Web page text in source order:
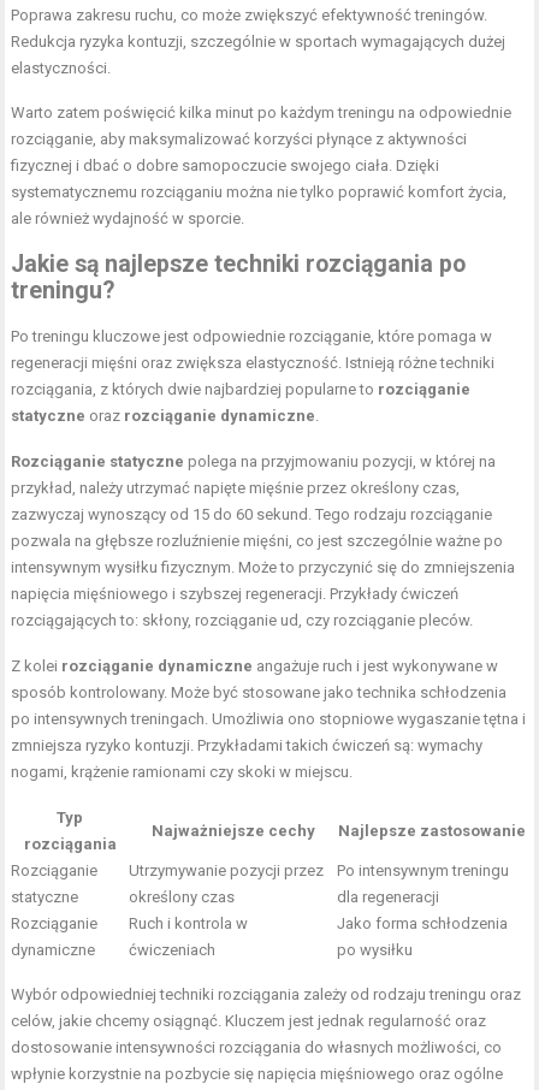
Poprawa zakresu ruchu, co może zwiększyć efektywność treningów.
Redukcja ryzyka kontuzji, szczególnie w sportach wymagających dużej
elastyczności.
Warto zatem poświęcić kilka minut po każdym treningu na odpowiednie
rozciąganie, aby maksymalizować korzyści płynące z aktywności
fizycznej i dbać o dobre samopoczucie swojego ciała. Dzięki
systematycznemu rozciąganiu można nie tylko poprawić komfort życia,
ale również wydajność w sporcie.
Jakie są najlepsze techniki rozciągania po
treningu?
Po treningu kluczowe jest odpowiednie rozciąganie, które pomaga w
regeneracji mięśni oraz zwiększa elastyczność. Istnieją różne techniki
rozciągania, z których dwie najbardziej popularne to rozciąganie
statyczne oraz rozciąganie dynamiczne.
Rozciąganie statyczne polega na przyjmowaniu pozycji, w której na
przykład, należy utrzymać napięte mięśnie przez określony czas,
zazwyczaj wynoszący od 15 do 60 sekund. Tego rodzaju rozciąganie
pozwala na głębsze rozluźnienie mięśni, co jest szczególnie ważne po
intensywnym wysiłku fizycznym. Może to przyczynić się do zmniejszenia
napięcia mięśniowego i szybszej regeneracji. Przykłady ćwiczeń
rozciągających to: skłony, rozciąganie ud, czy rozciąganie pleców.
Z kolei rozciąganie dynamiczne angażuje ruch i jest wykonywane w
sposób kontrolowany. Może być stosowane jako technika schłodzenia
po intensywnych treningach. Umożliwia ono stopniowe wygaszanie tętna i
zmniejsza ryzyko kontuzji. Przykładami takich ćwiczeń są: wymachy
nogami, krążenie ramionami czy skoki w miejscu.
Typ
rozciągania
Najważniejsze cechy Najlepsze zastosowanie
Rozciąganie
statyczne
Utrzymywanie pozycji przez
określony czas
Po intensywnym treningu
dla regeneracji
Rozciąganie
dynamiczne
Ruch i kontrola w
ćwiczeniach
Jako forma schłodzenia
po wysiłku
Wybór odpowiedniej techniki rozciągania zależy od rodzaju treningu oraz
celów, jakie chcemy osiągnąć. Kluczem jest jednak regularność oraz
dostosowanie intensywności rozciągania do własnych możliwości, co
wpłynie korzystnie na pozbycie się napięcia mięśniowego oraz ogólne